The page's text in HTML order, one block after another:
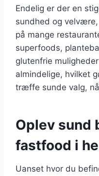
Endelig er der en
sundhed og
på mange
superfoods,
glutenfrie
almindelige, hvilket
træffe sunde valg,
Oplev sund
fastfood i
Uanset hvor du